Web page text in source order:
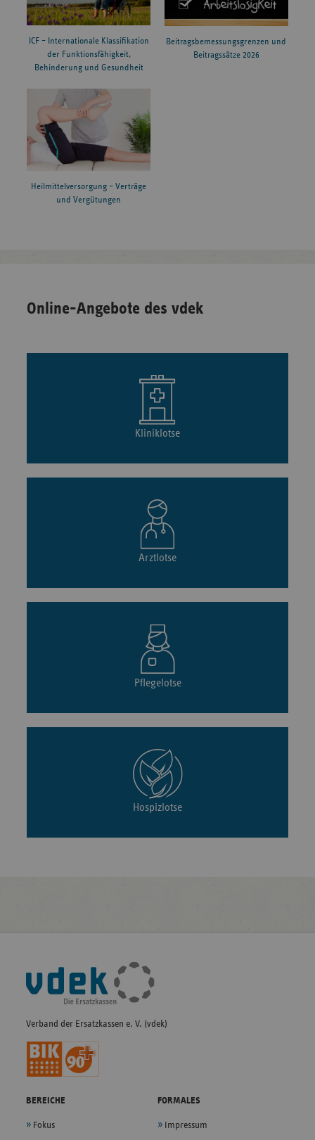
ICF – Internationale Klassifikation
der Funktionsfähigkeit,
Behinderung und Gesundheit
Beitragsbemessungsgrenzen und
Beitragssätze 2026
Heilmittelversorgung – Verträge
und Vergütungen
Online-Angebote des vdek
Kliniklotse
Arztlotse
Pflegelotse
Hospizlotse
Fußleisten-
Navigation
Verband der Ersatzkassen e. V. (vdek)
BEREICHE
Fokus
FORMALES
Impressum